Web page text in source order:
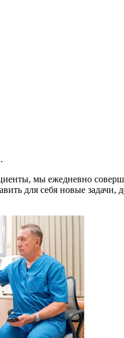
мы ежедневно
для себя новые задачи,